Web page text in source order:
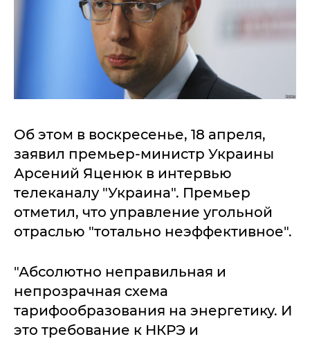
Об этом в воскресенье, 18 апреля,
заявил премьер-министр Украины
Арсений Яценюк в интервью
телеканалу "Украина". Премьер
отметил, что управление угольной
отраслью "тотально неэффективное".
"Абсолютно неправильная и
непрозрачная схема
тарифообразования на энергетику. И
это требование к НКРЭ и